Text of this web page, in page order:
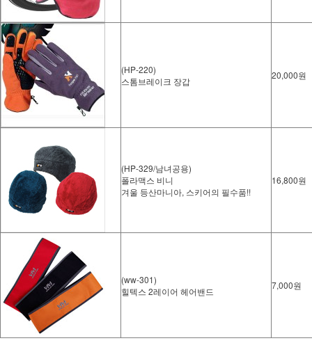
(HP-220)
스톰브레이크 장갑
20,000원
(HP-329/남녀공용)
폴라맥스 비니
겨울 등산마니아, 스키어의 필수품!!
16,800원
(ww-301)
힐텍스 2레이어 헤어밴드
7,000원